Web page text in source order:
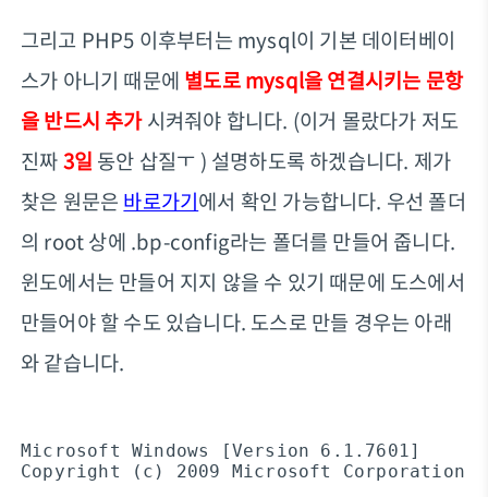
그리고 PHP5 이후부터는 mysql이 기본 데이터베이
스가 아니기 때문에 별도로 mysql을 연결시키는 문항
을 반드시 추가시켜줘야 합니다. (이거 몰랐다가 저도
진짜3일 동안 삽질ㅜ ) 설명하도록 하겠습니다. 제가
찾은 원문은 바로가기에서 확인 가능합니다. 우선 폴더
의 root 상에 .bp-config라는 폴더를 만들어 줍니다.
윈도에서는 만들어 지지 않을 수 있기 때문에 도스에서
만들어야 할 수도 있습니다. 도스로 만들 경우는 아래
와 같습니다.
Microsoft Windows [Version 6.1.7601]
Copyright (c) 2009 Microsoft